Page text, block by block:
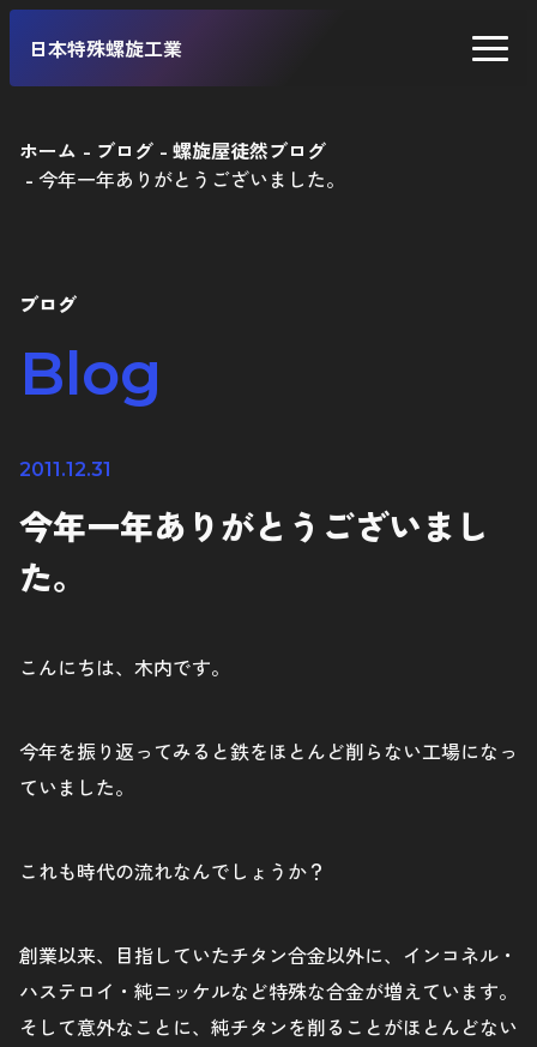
日本特殊螺旋工業
二輪車
自転車
工業製品
ホーム ブログ
螺旋屋徒然ブログ
今年一年ありがとうございました。
ブログ
Blog
2011.12.31
今年一年ありがとうございまし
た。
こんにちは、木内です。
今年を振り返ってみると鉄をほとんど削らない工場になっ
ていました。
これも時代の流れなんでしょうか？
創業以来、目指していたチタン合金以外に、インコネル・
ハステロイ・純ニッケルなど特殊な合金が増えています。
そして意外なことに、純チタンを削ることがほとんどない